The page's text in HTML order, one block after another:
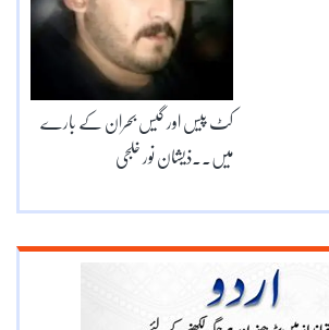
کٹ پیس اور گیس بحران کے بارے
میں۔۔ذیشان نور خلجی